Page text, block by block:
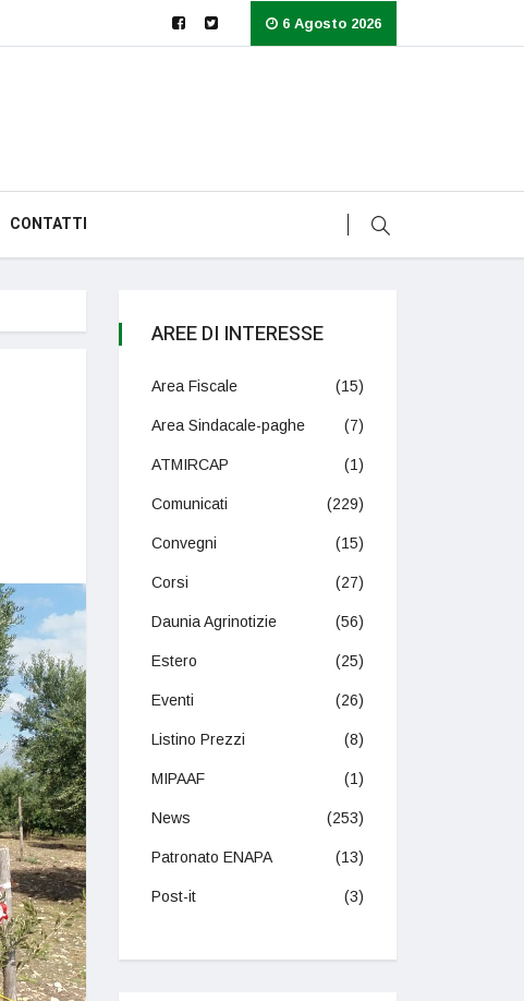
6 Agosto 2026
CONTATTI
AREE DI INTERESSE
Area Fiscale (15)
Area Sindacale-paghe (7)
ATMIRCAP (1)
Comunicati (229)
Convegni (15)
Corsi (27)
Daunia Agrinotizie (56)
Estero (25)
Eventi (26)
Listino Prezzi (8)
MIPAAF (1)
News (253)
Patronato ENAPA (13)
Post-it (3)